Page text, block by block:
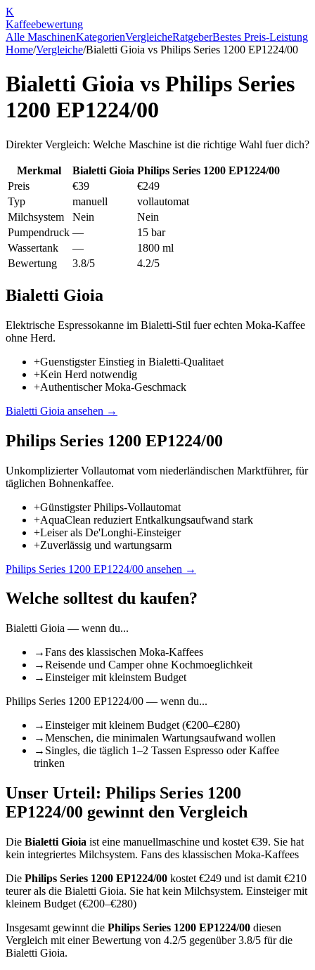
K
Kaffeebewertung
Alle MaschinenKategorienVergleicheRatgeberBestes Preis-Leistung
Home/Vergleiche/Bialetti Gioia vs Philips Series 1200 EP1224/00
Bialetti Gioia vs Philips Series
1200 EP1224/00
Direkter Vergleich: Welche Maschine ist die richtige Wahl fuer dich?
Merkmal Bialetti Gioia Philips Series 1200 EP1224/00
Preis
€39
€249
Typ
manuell
vollautomat
Milchsystem
Nein
Nein
Pumpendruck —
15 bar
Wassertank
—
1800 ml
Bewertung
3.8/5 4.2/5
Bialetti Gioia
Elektrische Espressokanne im Bialetti-Stil fuer echten Moka-Kaffee
ohne Herd.
+Guenstigster Einstieg in Bialetti-Qualitaet
+Kein Herd notwendig
+Authentischer Moka-Geschmack
Bialetti Gioia ansehen →
Philips Series 1200 EP1224/00
Unkomplizierter Vollautomat vom niederländischen Marktführer, für
täglichen Bohnenkaffee.
+Günstigster Philips-Vollautomat
+AquaClean reduziert Entkalkungsaufwand stark
+Leiser als De'Longhi-Einsteiger
+Zuverlässig und wartungsarm
Philips Series 1200 EP1224/00 ansehen →
Welche solltest du kaufen?
Bialetti Gioia — wenn du...
→Fans des klassischen Moka-Kaffees
→Reisende und Camper ohne Kochmoeglichkeit
→Einsteiger mit kleinstem Budget
Philips Series 1200 EP1224/00 — wenn du...
→Einsteiger mit kleinem Budget (€200–€280)
→Menschen, die minimalen Wartungsaufwand wollen
→ Singles, die täglich 1–2 Tassen Espresso oder Kaffee
trinken
Unser Urteil: Philips Series 1200
EP1224/00 gewinnt den Vergleich
Die Bialetti Gioia ist eine manuellmaschine und kostet €39. Sie hat
kein integriertes Milchsystem. Fans des klassischen Moka-Kaffees
Die Philips Series 1200 EP1224/00 kostet €249 und ist damit €210
teurer als die Bialetti Gioia. Sie hat kein Milchsystem. Einsteiger mit
kleinem Budget (€200–€280)
Insgesamt gewinnt die Philips Series 1200 EP1224/00 diesen
Vergleich mit einer Bewertung von 4.2/5 gegenüber3.8/5 für die
Bialetti Gioia.